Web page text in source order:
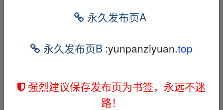
洋葱学院小学全套视频400G
an、zi‥yu an.xy z
▪fr om w▂ww.y▁un_pan、zi‥yu an.xy z
【洋葱学院初中全套】【847GB】
永久发布页A
永久发布页B :yunpanziyuan.top
强烈建议保存发布页为书签，永远不迷
路！